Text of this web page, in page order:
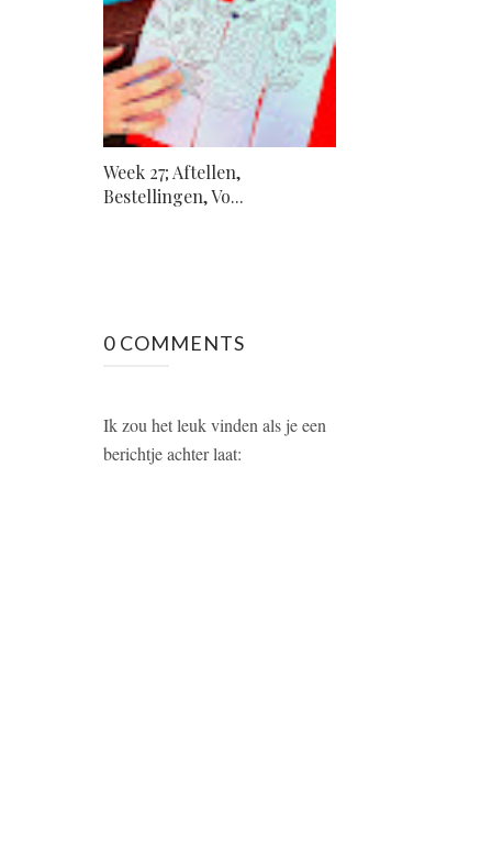
Week 27; Aftellen,
Bestellingen, Vo...
0 COMMENTS
Ik zou het leuk vinden als je een
berichtje achter laat: